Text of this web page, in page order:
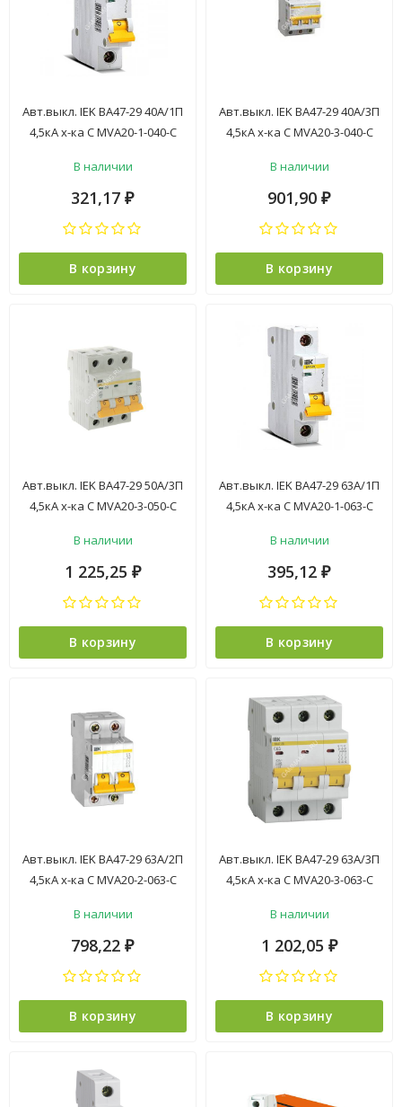
Авт.выкл. IEK ВА47-29 40А/1П
4,5кА х-ка С MVA20-1-040-C
В наличии
321,17 ₽
В корзину
Авт.выкл. IEK ВА47-29 40А/3П
4,5кА х-ка С MVA20-3-040-C
В наличии
901,90 ₽
В корзину
Авт.выкл. IEK ВА47-29 50А/3П
4,5кА х-ка С MVA20-3-050-C
В наличии
1 225,25 ₽
В корзину
Авт.выкл. IEK ВА47-29 63А/1П
4,5кА х-ка С MVA20-1-063-C
В наличии
395,12 ₽
В корзину
Авт.выкл. IEK ВА47-29 63А/2П
4,5кА х-ка С MVA20-2-063-C
В наличии
798,22 ₽
В корзину
Авт.выкл. IEK ВА47-29 63А/3П
4,5кА х-ка С MVA20-3-063-C
В наличии
1 202,05 ₽
В корзину